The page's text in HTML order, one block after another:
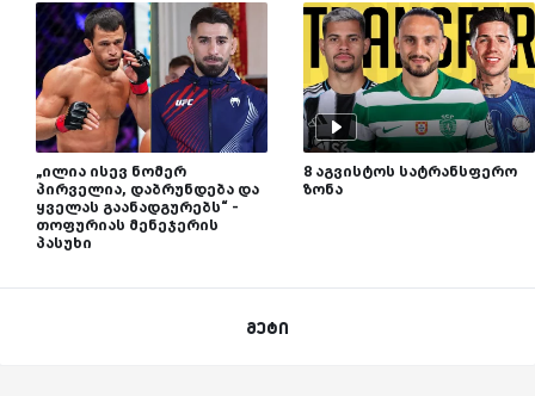
„ილია ისევ ნომერ
პირველია, დაბრუნდება და
ყველას გაანადგურებს“ -
თოფურიას მენეჯერის
პასუხი
8 აგვისტოს სატრანსფერო
ზონა
მეტი